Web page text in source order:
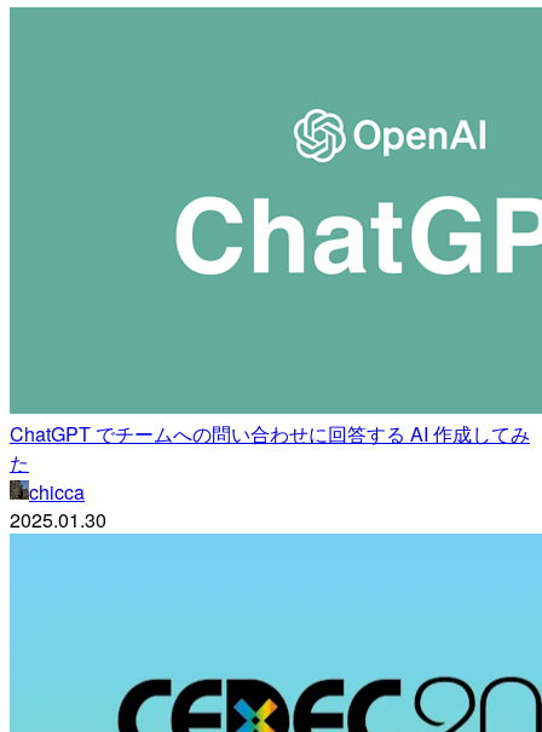
ChatGPT でチームへの問い合わせに回答する AI 作成してみ
た
chicca
2025.01.30